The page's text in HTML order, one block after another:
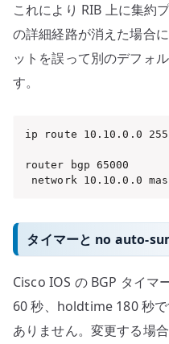
これにより RIB 上に集約
の詳細経路が消えた場合
ットを誤って別のデフォ
す。
ip route 10.10.0.0
router bgp 65000
network 10.10.0.0
タイマーと no auto-
Cisco IOS の BGP タイマ
60 秒、holdtime 180 秒
ありません。変更する場